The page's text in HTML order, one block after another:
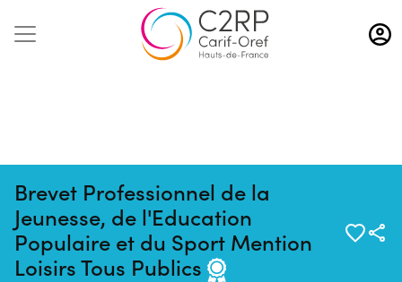
Aller
au
contenu
Brevet Professionnel de la
Jeunesse, de l'Education
Populaire et du Sport Mention
Loisirs Tous Publics
Pas de session programmée en
ce moment